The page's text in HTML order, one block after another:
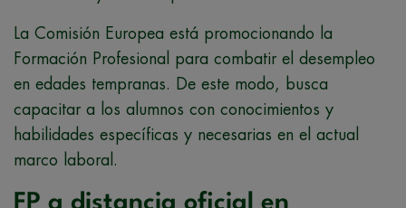
La Comisión Europea está promocionando la
Formación Profesional para combatir el desempleo
en edades tempranas. De este modo, busca
capacitar a los alumnos con conocimientos y
habilidades específicas y necesarias en el actual
marco laboral.